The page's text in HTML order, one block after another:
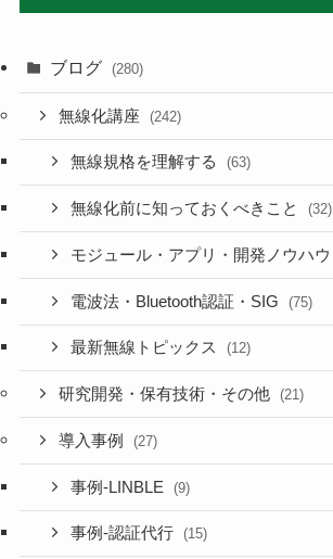
ブログ (280)
無線化講座 (242)
無線規格を理解する (63)
無線化前に知っておくべきこと (32)
モジュール・アプリ・開発ノウハウ
電波法・Bluetooth認証・SIG (75)
最新無線トピックス (12)
研究開発・保有技術・その他 (21)
導入事例 (27)
事例-LINBLE (9)
事例-認証代行 (15)